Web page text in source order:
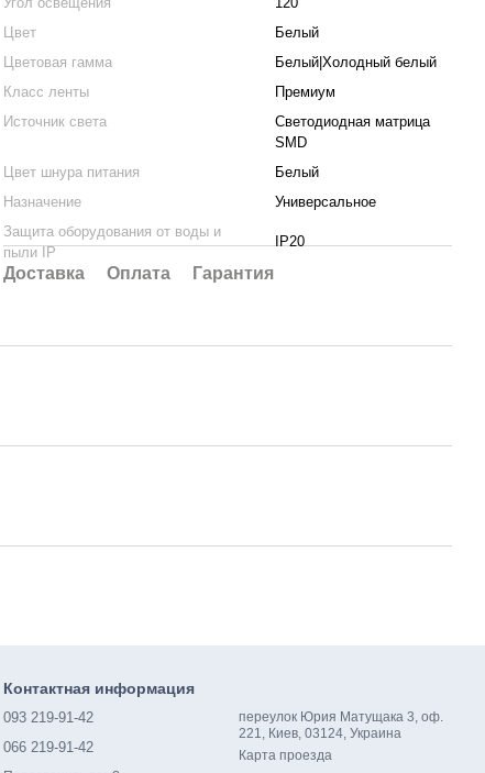
Цвет
Белый
Цветовая гамма
Белый|Холодный белый
Класс ленты
Премиум
Источник света
Светодиодная матрица
SMD
Цвет шнура питания
Белый
Назначение
Универсальное
Защита оборудования от воды и
пыли IP
IP20
Доставка Оплата Гарантия
Контактная информация
093 219-91-42
066 219-91-42
переулок Юрия Матущака 3, оф.
221, Киев, 03124, Украина
Карта проезда